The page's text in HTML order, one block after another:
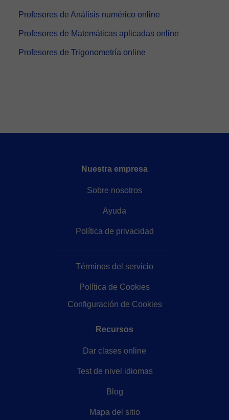
Profesores de Análisis numérico online
Profesores de Matemáticas aplicadas online
Profesores de Trigonometría online
Nuestra empresa
Sobre nosotros
Ayuda
Política de privacidad
Términos del servicio
Política de Cookies
Configuración de Cookies
Recursos
Dar clases online
Test de nivel idiomas
Blog
Mapa del sitio